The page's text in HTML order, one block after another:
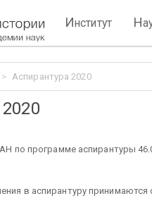
Институт Н
Аспирантура 2020
по программе аспирантуры
в аспирантуру принимаются